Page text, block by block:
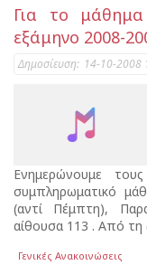
Για το μάθημα
εξάμηνο 2008-
Δημοσίευση: 14-10-2008
Ενημερώνουμε
συμπληρωματικό
(αντί Πέμπτη),
αίθουσα 113 . Από τη
Γενικές Ανακοινώσεις